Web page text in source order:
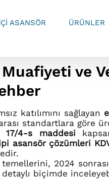
ASANSÖR ÜRÜNLER
ve
katılımını sağlayan
standartlara göre
17/4-s maddesi
asansör çözümleri
temellerini, 2024
biçimde